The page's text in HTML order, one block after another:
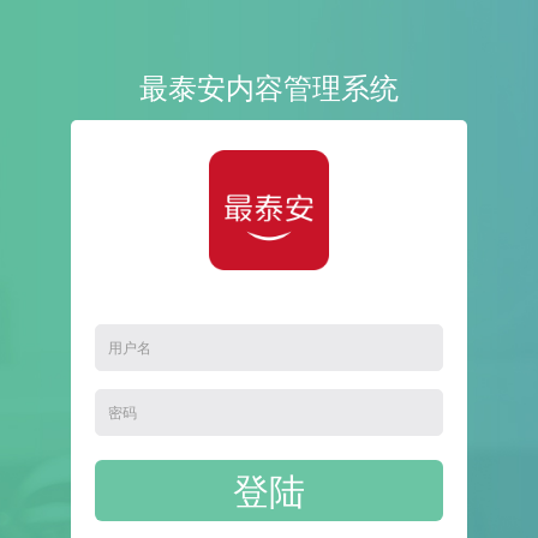
最泰安内容管理系统